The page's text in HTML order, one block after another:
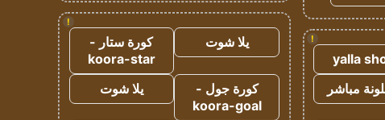
!
yalla
مباشر
!
يلا شوت
كورة ستار -
koora-star
كورة جول -
koora-goal
يلا شوت